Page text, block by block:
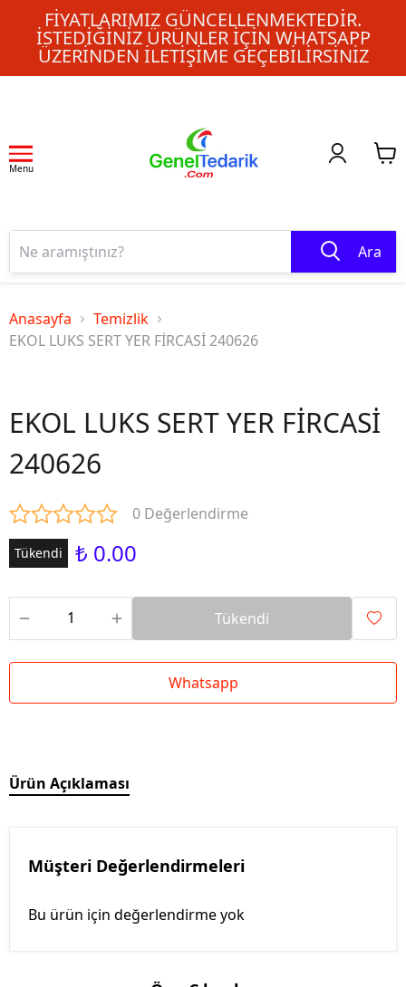
FIYATLARIMIZ GÜNCELLENMEKTEDIR.
İSTEDIĞINIZ ÜRÜNLER IÇIN WHATSAPP
ÜZERINDEN ILETIŞIME GEÇEBILIRSINIZ
Menu
Ara
Anasayfa
Temizlik
EKOL LUKS SERT YER FİRCASİ 240626
EKOL LUKS SERT YER FİRCASİ
240626
0 Değerlendirme
Tükendi ₺ 0.00
Tükendi
Whatsapp
Ürün Açıklaması
Müşteri Değerlendirmeleri
Bu ürün için değerlendirme yok